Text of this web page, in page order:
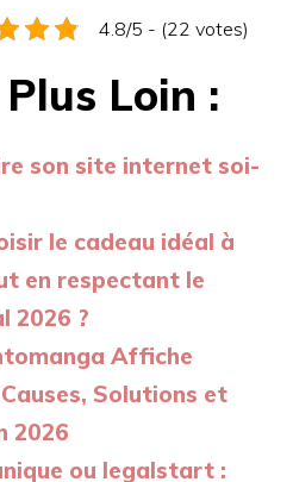
4.8/5 - (22 votes)
Loin :
son site internet soi-
le cadeau idéal à
en respectant le
2026 ?
Affiche
Causes, Solutions et
2026
ou legalstart :